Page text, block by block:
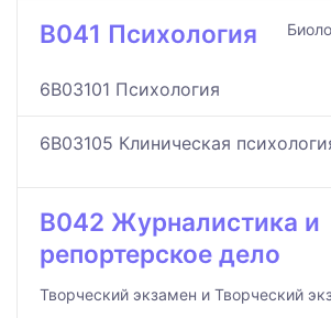
B041 Психология
6B03101 Психология
6B03105 Клиническая
B042 Журналистика и
репортерское дело
Творческий экзамен и Творческий